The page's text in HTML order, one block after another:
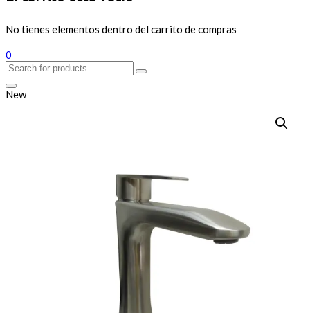
No tienes elementos dentro del carrito de compras
0
New